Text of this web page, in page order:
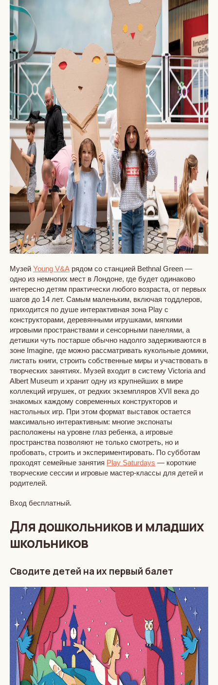
Музей Young V&A рядом со станцией Bethnal Green —
одно из немногих мест в Лондоне, где будет одинаково
интересно детям практически любого возраста, от первых
шагов до 14 лет. Самым маленьким, включая тоддлеров,
приходится по душе интерактивная зона Play с
конструкторами, деревянными игрушками, мягкими
игровыми пространствами и сенсорными панелями, а
детишки чуть постарше обычно надолго задерживаются в
зоне Imagine, где можно рассматривать кукольные домики,
листать книги, строить собственные миры и участвовать в
творческих занятиях. Музей входит в систему Victoria and
Albert Museum и хранит одну из крупнейших в мире
коллекций игрушек, от редких экземпляров XVII века до
знакомых каждому современных конструкторов и
настольных игр. При этом формат выставок остается
максимально интерактивным: многие экспонаты
расположены на уровне глаз ребенка, а игровые
пространства позволяют не только смотреть, но и
пробовать, строить и экспериментировать. По субботам
проходят семейные занятия Play Saturdays — короткие
творческие сессии и игровые мастер-классы для детей и
родителей.
Вход бесплатный.
Для дошкольников и младших
школьников
Сводите детей на их первый балет